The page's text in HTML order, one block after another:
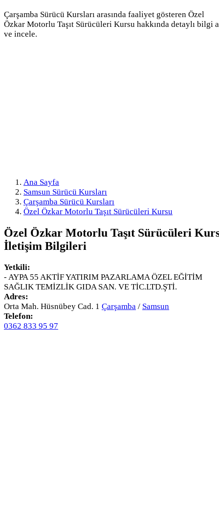
Çarşamba Sürücü Kursları arasında faaliyet gösteren Özel
Özkar Motorlu Taşıt Sürücüleri Kursu hakkında detaylı bilgi
ve incele.
Ana Sayfa
Samsun Sürücü Kursları
Çarşamba Sürücü Kursları
Özel Özkar Motorlu Taşıt Sürücüleri Kursu
Özel Özkar Motorlu Taşıt Sürücüleri
İletişim Bilgileri
Yetkili:
- AYPA 55 AKTİF YATIRIM PAZARLAMA ÖZEL EĞİTİM
SAĞLIK TEMİZLİK GIDA SAN. VE TİC.LTD.ŞTİ.
Adres:
Orta Mah. Hüsnübey Cad. 1 Çarşamba / Samsun
Telefon:
0362 833 95 97